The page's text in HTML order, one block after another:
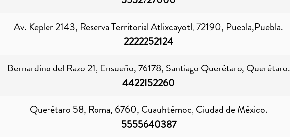
Av. Kepler 2143, Reserva Territorial Atlixcayotl, 72190, Puebla,Puebla.
2222252124
Bernardino del Razo 21, Ensueño, 76178, Santiago Querétaro, Querétaro.
4422152260
Querétaro 58, Roma, 6760, Cuauhtémoc, Ciudad de México.
5555640387